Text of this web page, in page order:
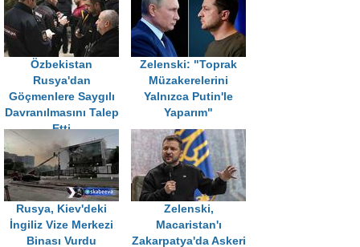
Özbekistan
Rusya'dan
Göçmenlere Saygılı
Davranılmasını Talep
Etti
Zelenski: "Toprak
Müzakerelerini
Yalnızca Putin'le
Yaparım"
Rusya, Kiev'deki
İngiliz Vize Merkezi
Binası Vurdu
Zelenski,
Macaristan'ı
Zakarpatya'da Askeri